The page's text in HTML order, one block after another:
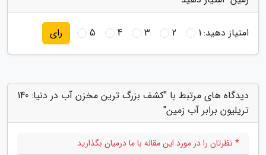
امتیاز دهید:1
2
3
4
5 رای
دیدگاه های مرتبط با "کشف بزرگ ترین مخزن آب در دنیا: 140
تریلیون برابر آب زمین"
* نظرتان را در مورد این مقاله با ما درمیان بگذارید